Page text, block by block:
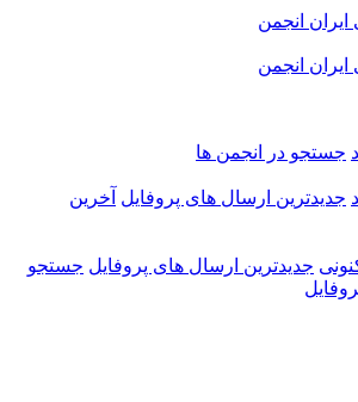
جستجو در انجمن ها
جدیدترین ارسال های پروفایل آخرین
جدیدترین ارسال های پروفایل جستجو